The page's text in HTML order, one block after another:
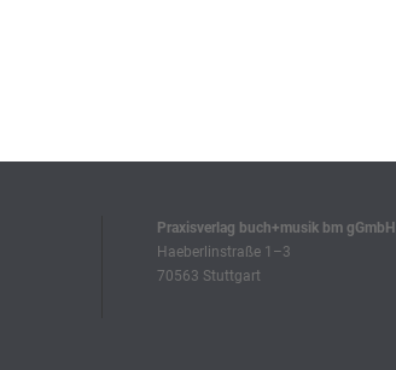
Praxisverlag buch+musik bm gGmbH
Haeberlinstraße 1–3
70563 Stuttgart